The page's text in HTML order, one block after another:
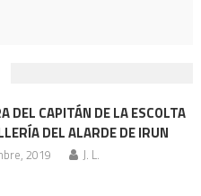
DEL CAPITÁN DE LA ESCOLTA
DEL ALARDE DE IRUN
2019 J. L.